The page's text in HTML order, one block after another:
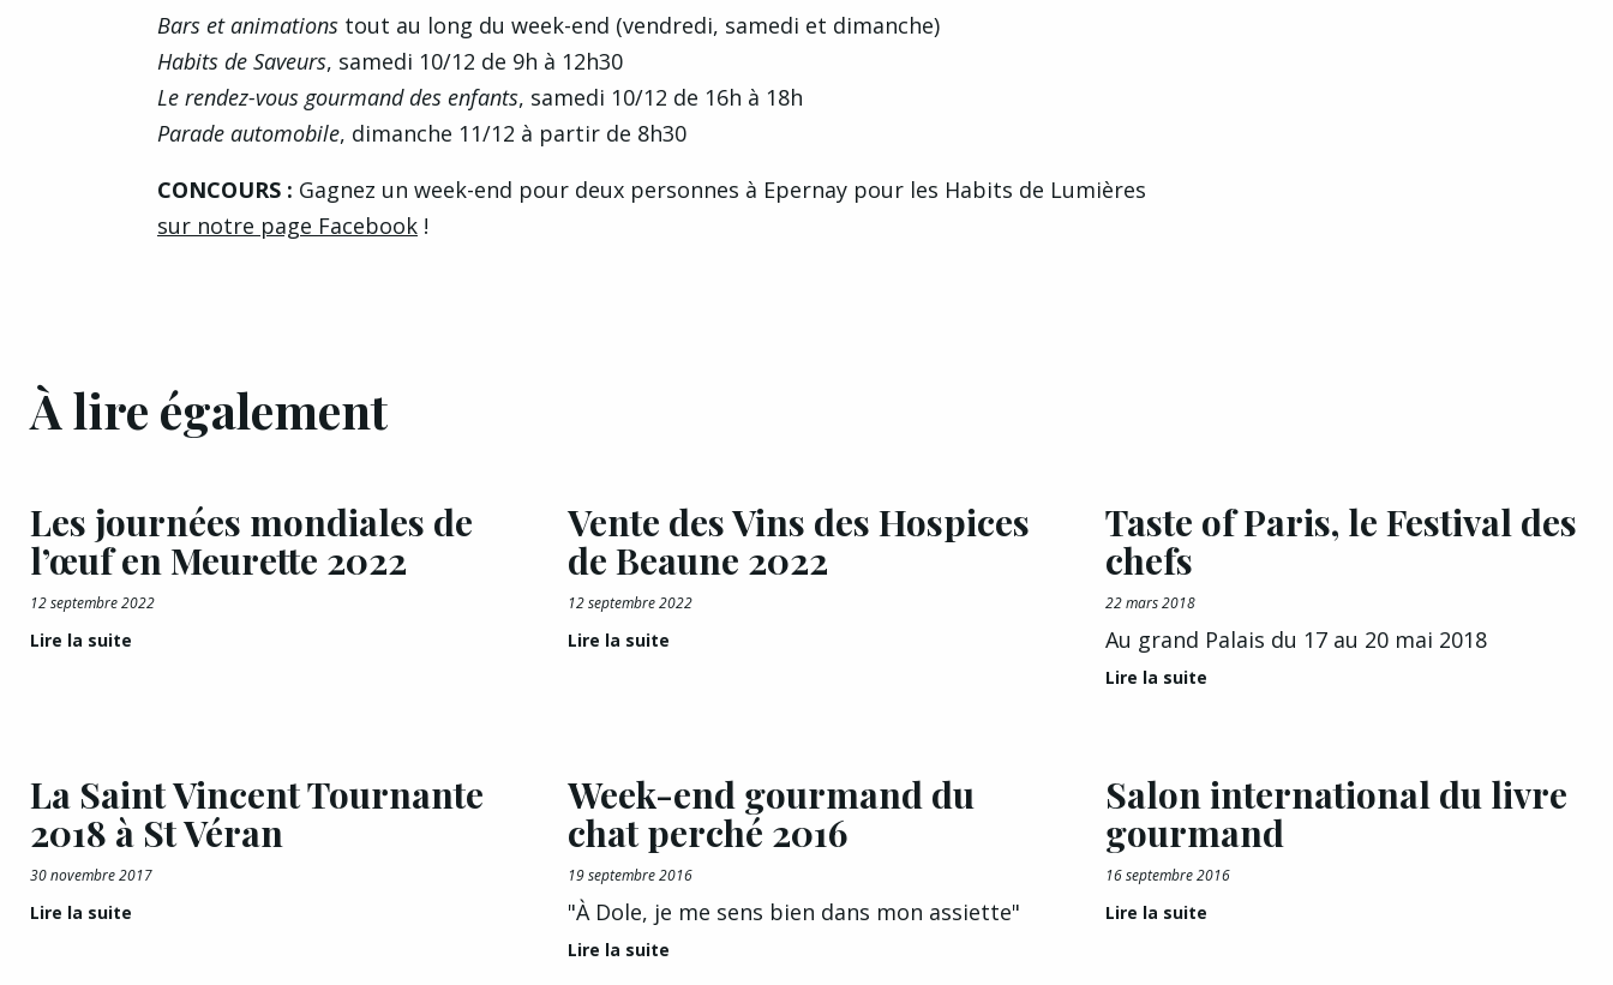
Bars et animations tout au long du week-end (vendredi, samedi et dimanche)
Habits de Saveurs, samedi 10/12 de 9h à 12h30
Le rendez-vous gourmand des enfants, samedi 10/12 de 16h à 18h
Parade automobile, dimanche 11/12 à partir de 8h30
CONCOURS : Gagnez un week-end pour deux personnes à Epernay pour les Habits de Lumières
sur notre page Facebook !
À lire également
Les journées mondiales de
l’œuf en Meurette 2022
12 septembre 2022
Lire la suite
Vente des Vins des Hospices
de Beaune 2022
12 septembre 2022
Lire la suite
Taste of Paris, le Festival des
chefs
22 mars 2018
Au grand Palais du 17 au 20 mai 2018
Lire la suite
La Saint Vincent Tournante
2018 à St Véran
30 novembre 2017
Lire la suite
Week-end gourmand du
chat perché 2016
19 septembre 2016
"À Dole, je me sens bien dans mon assiette"
Lire la suite
Salon international du livre
gourmand
16 septembre 2016
Lire la suite